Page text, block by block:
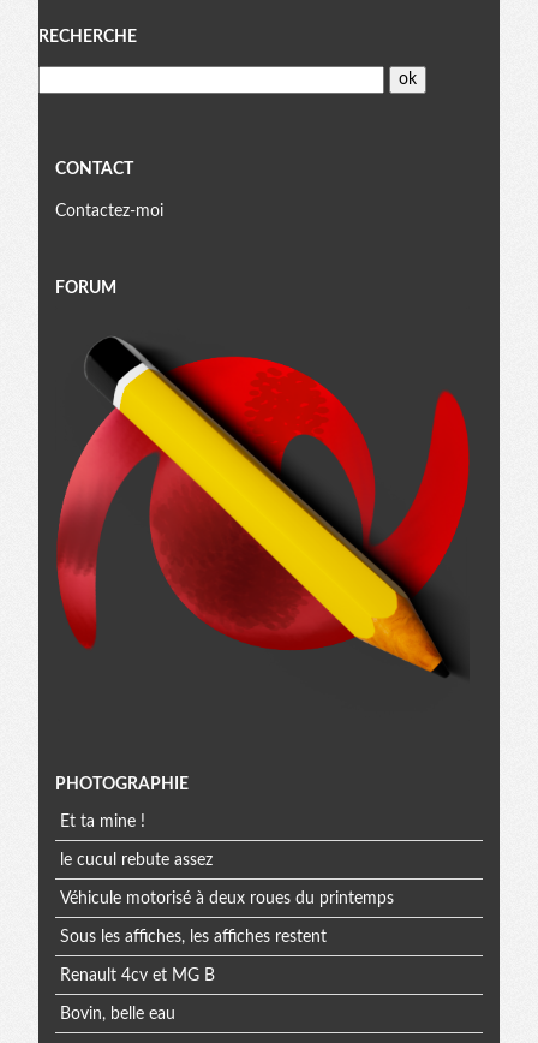
Menu
RECHERCHE
CONTACT
Contactez-moi
FORUM
Menu
extra
PHOTOGRAPHIE
Et ta mine !
le cucul rebute assez
Véhicule motorisé à deux roues du printemps
Sous les affiches, les affiches restent
Renault 4cv et MG B
Bovin, belle eau